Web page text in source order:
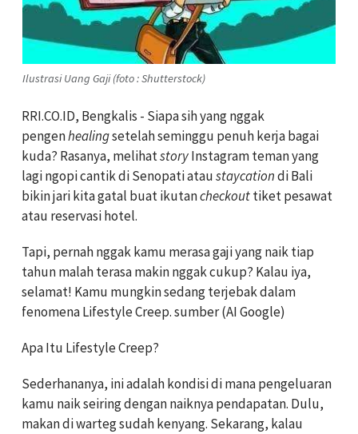
Ilustrasi Uang Gaji (foto : Shutterstock)
RRI.CO.ID, Bengkalis - Siapa sih yang nggak
pengenhealingsetelah seminggu penuh kerja bagai
kuda? Rasanya, melihatstoryInstagram teman yang
lagi ngopi cantik di Senopati ataustaycationdi Bali
bikin jari kita gatal buat ikutancheckouttiket pesawat
atau reservasi hotel.
Tapi, pernah nggak kamu merasa gaji yang naik tiap
tahun malah terasa makin nggak cukup? Kalau iya,
selamat! Kamu mungkin sedang terjebak dalam
fenomenaLifestyle Creep. sumber (AI Google)
Apa Itu Lifestyle Creep?
Sederhananya, ini adalah kondisi di mana pengeluaran
kamu naik seiring dengan naiknya pendapatan. Dulu,
makan di warteg sudah kenyang. Sekarang, kalau